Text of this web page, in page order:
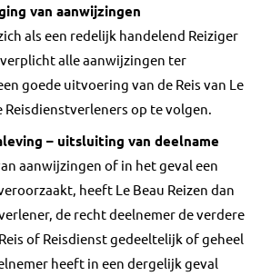
van aanwijzingen
als een redelijk handelend Reiziger
alle aanwijzingen ter
goede uitvoering van de Reis van Le
Reisdienstverleners op te volgen.
– uitsluiting van deelname
aanwijzingen of in het geval een
heeft Le Beau Reizen dan
de recht deelnemer de verdere
of Reisdienst gedeeltelijk of geheel
heeft in een dergelijk geval